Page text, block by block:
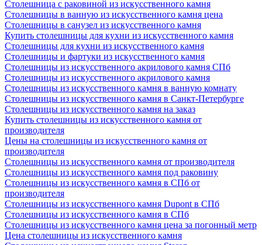
Столешница с раковиной из искусственного камня
Столешницы в ванную из искусственного камня цена
Столешницы в санузел из искусственного камня
Купить столешницы для кухни из искусственного камня
Столешницы для кухни из искусственного камня
Столешницы и фартуки из искусственного камня
Столешницы из искусственного акрилового камня СПб
Столешницы из искусственного акрилового камня
Столешницы из искусственного камня в ванную комнату
Столешницы из искусственного камня в Санкт-Петербурге
Столешницы из искусственного камня на заказ
Купить столешницы из искусственного камня от
производителя
Цены на столешницы из искусственного камня от
производителя
Столешницы из искусственного камня от производителя
Столешницы из искусственного камня под раковину
Столешницы из искусственного камня в СПб от
производителя
Столешницы из искусственного камня Dupont в СПб
Столешницы из искусственного камня в СПб
Столешницы из искусственного камня цена за погонный метр
Цена столешницы из искусственного камня